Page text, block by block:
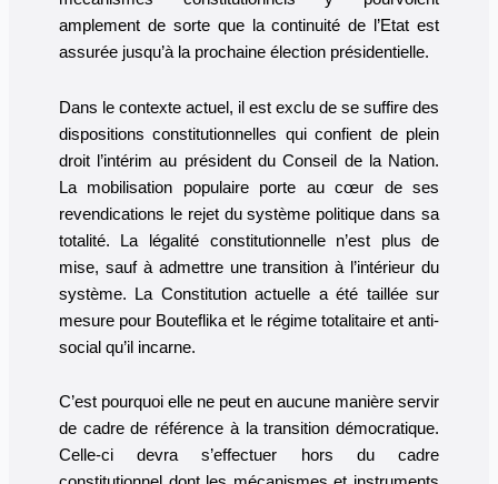
amplement de sorte que la continuité de l’Etat est
assurée jusqu’à la prochaine élection présidentielle.
Dans le contexte actuel, il est exclu de se suffire des
dispositions constitutionnelles qui confient de plein
droit l’intérim au président du Conseil de la Nation.
La mobilisation populaire porte au cœur de ses
revendications le rejet du système politique dans sa
totalité. La légalité constitutionnelle n’est plus de
mise, sauf à admettre une transition à l’intérieur du
système. La Constitution actuelle a été taillée sur
mesure pour Bouteflika et le régime totalitaire et anti-
social qu’il incarne.
C’est pourquoi elle ne peut en aucune manière servir
de cadre de référence à la transition démocratique.
Celle-ci devra s’effectuer hors du cadre